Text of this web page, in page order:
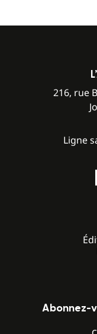
216, rue
Ligne
Abonnez-